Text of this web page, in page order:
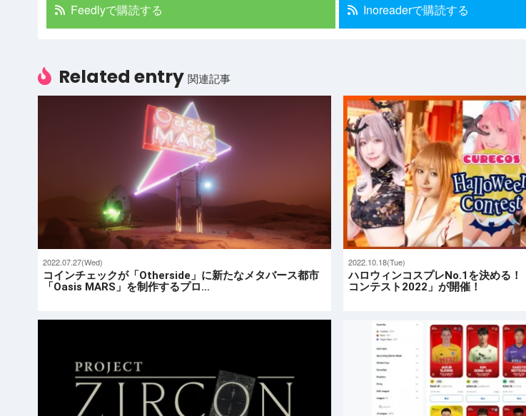
Feedlyで購読する Inoreaderで購読する
Related entry 関連記事
2022.07.27(Wed)
コインチェックが「Otherside」に新たなメタバース都市
「Oasis MARS」を制作するプロ…
2022.10.18(Tue)
ハロウィンコスプレNo.1を決める
コンテスト2022」が開催！